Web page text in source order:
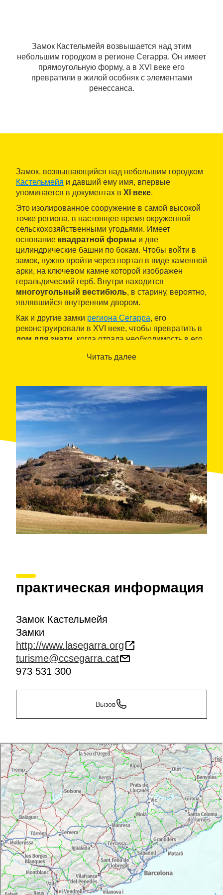
Замок Кастельмейя возвышается над этим
небольшим городком в регионе Сегарра. Он имеет
прямоугольную форму, а в XVI веке его
превратили в жилой особняк с элементами
ренессанса.
Замок, возвышающийся над небольшим городком
Кастельмейя и давший ему имя, впервые
упоминается в документах в XI веке.
Это изолированное сооружение в самой высокой
точке региона, в настоящее время окруженной
сельскохозяйственными угодьями. Имеет
основание квадратной формы и две
цилиндрические башни по бокам. Чтобы войти в
замок, нужно пройти через портал в виде каменной
арки, на ключевом камне которой изображен
геральдический герб. Внутри находится
многоугольный вестибюль, в старину, вероятно,
являвшийся внутренним двором.
Как и другие замки региона Сегарра, его
реконструировали в XVI веке, чтобы превратить в
дом для знати , когда отпала необходимость в его
замка можно увидеть окна в стиле ренессанса
завершения реконструкции.
В настоящее время замок можно осмотреть только
снаружи.
Читать далее
практическая информация
Замок Кастельмейя
Замки
http://www.lasegarra.org
turisme@ccsegarra.cat
973 531 300
Вызов